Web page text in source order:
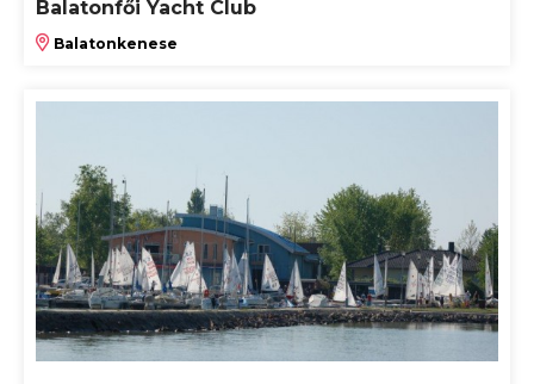
Balatonfői Yacht Club
Balatonkenese